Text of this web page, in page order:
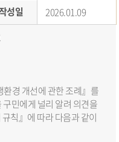
성일
2026.01.09
환경 개선에 관한 조례』를
민에게 널리 알려 의견을
칙』에 따라 다음과 같이